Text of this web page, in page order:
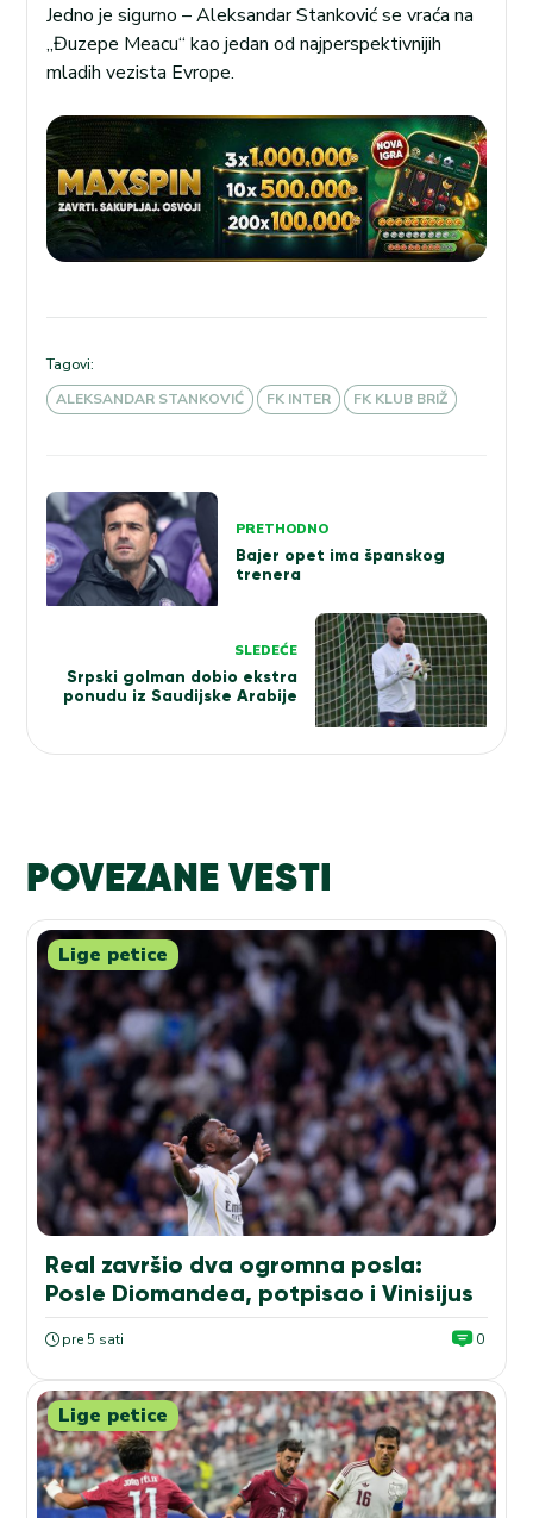
Jedno je sigurno – Aleksandar Stanković se vraća na
„Đuzepe Meacu“ kao jedan od najperspektivnijih
mladih vezista Evrope.
Tagovi:
ALEKSANDAR STANKOVIĆ
FK INTER FK KLUB BRIŽ
Kretanje
članka
PRETHODNO
Bajer opet ima španskog
trenera
SLEDEĆE
Srpski golman dobio ekstra
ponudu iz Saudijske Arabije
POVEZANE VESTI
Lige petice
Real završio dva ogromna posla:
Posle Diomandea, potpisao i Vinisijus
pre 5 sati 0
Lige petice